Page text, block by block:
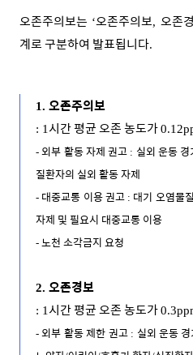
오존주의보는 ‘오존주의보, 오존
계로 구분하여 발표됩니다.
1. 오존주의보
: 1 시간 평균 오존 농도가
-외부 활동 자제 권고 : 실외 운동
질환자의 실외 활동 자제
- 대중교통 이용 권고 : 대기 오염물
자제 및 필요시 대중교통 이용
- 노천 소각금지 요청
2. 오존경보
: 1 시간 평균 오존 농도가
-외부 활동 제한 권고 : 실외 운동